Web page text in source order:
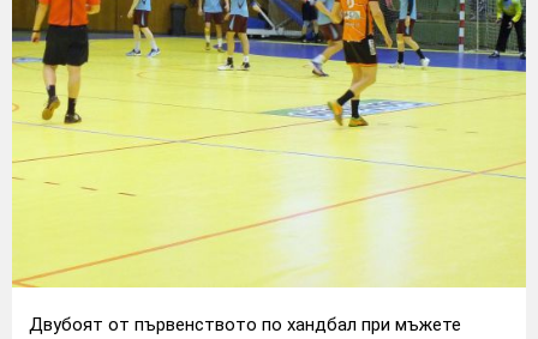
Двубоят от първенството по хандбал при мъжете